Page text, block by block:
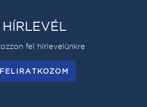
HÍRLEVÉL
fel hírlevelünkre
FELIRATKOZOM